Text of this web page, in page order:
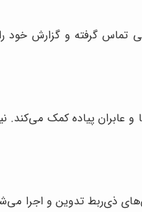
تماس گرفته و گزارش خود
عابران پیاده کمک می‌کند.
ذی‌ربط تدوین و اجرا